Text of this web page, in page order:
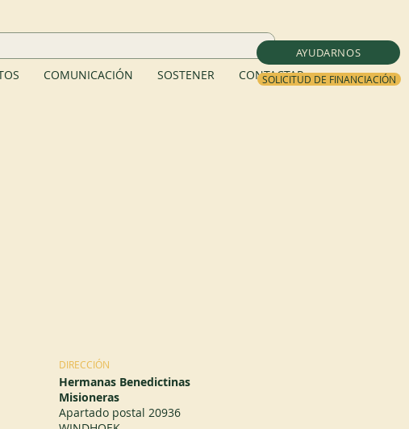
AYUDARNOS
SOLICITUD DE FINANCIACIÓN
COMUNICACIÓN SOSTENER CONTACTAR
DIRECCIÓN
Hermanas Benedictinas
Misioneras
Apartado postal 20936